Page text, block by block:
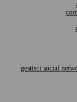
gestisci social